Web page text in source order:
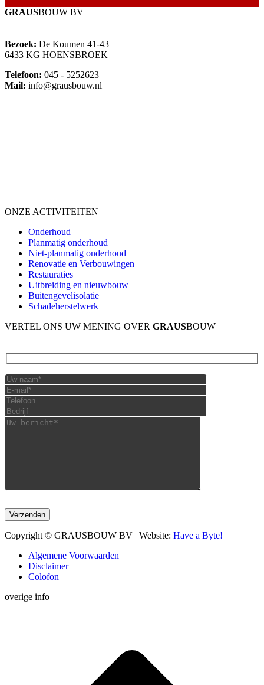
GRAUSBOUW BV
Bezoek: De Koumen 41-43
6433 KG HOENSBROEK
Telefoon: 045 - 5252623
Mail: info@grausbouw.nl
ONZE ACTIVITEITEN
Onderhoud
Planmatig onderhoud
Niet-planmatig onderhoud
Renovatie en Verbouwingen
Restauraties
Uitbreiding en nieuwbouw
Buitengevelisolatie
Schadeherstelwerk
VERTEL ONS UW MENING OVER GRAUSBOUW
Copyright © GRAUSBOUW BV | Website: Have a Byte!
Algemene Voorwaarden
Disclaimer
Colofon
overige info